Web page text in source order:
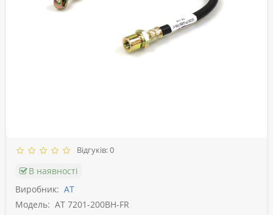
Відгуків: 0
В наявності
Виробник: АТ
Модель: AT 7201-200BH-FR